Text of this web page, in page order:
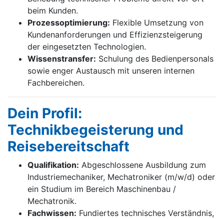
beim Kunden.
Prozessoptimierung: Flexible Umsetzung von
Kundenanforderungen und Effizienzsteigerung
der eingesetzten Technologien.
Wissenstransfer: Schulung des Bedienpersonals
sowie enger Austausch mit unseren internen
Fachbereichen.
Dein Profil:
Technikbegeisterung und
Reisebereitschaft
Qualifikation: Abgeschlossene Ausbildung zum
Industriemechaniker, Mechatroniker (m/w/d) oder
ein Studium im Bereich Maschinenbau /
Mechatronik.
Fachwissen: Fundiertes technisches Verständnis,